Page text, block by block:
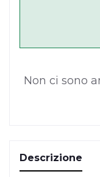
Non ci sono
Descrizione